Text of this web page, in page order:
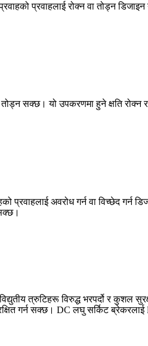
प्रवाहलाई रोक्न वा तोड्न डिजाइन
सक्छ। यो उपकरणमा हुने क्षति रोक्न
अवरोध गर्न वा विच्छेद गर्न
त्रुटिहरू विरुद्ध भरपर्दो र कुशल
गर्न सक्छ। DC लघु सर्किट